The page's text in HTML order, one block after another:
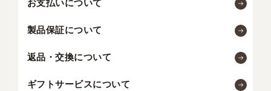
お支払いについて
製品保証について
返品・交換について
ギフトサービスについて